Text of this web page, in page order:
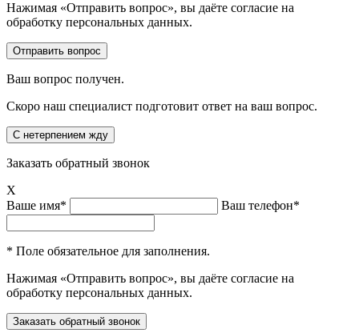
Нажимая «Отправить вопрос», вы даёте согласие на
обработку персональных данных.
Ваш вопрос получен.
Скоро наш специалист подготовит ответ на ваш вопрос.
Заказать обратный звонок
X
Ваше имя*
Ваш телефон*
* Поле обязательное для заполнения.
Нажимая «Отправить вопрос», вы даёте согласие на
обработку персональных данных.